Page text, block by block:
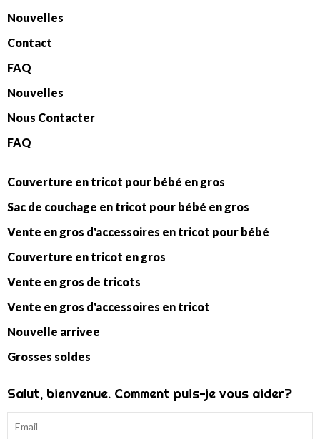
Nouvelles
Contact
FAQ
Nouvelles
Nous Contacter
FAQ
Couverture en tricot pour bébé en gros
Sac de couchage en tricot pour bébé en gros
Vente en gros d'accessoires en tricot pour bébé
Couverture en tricot en gros
Vente en gros de tricots
Vente en gros d'accessoires en tricot
Nouvelle arrivee
Grosses soldes
Salut, bienvenue. Comment puis-je vous aider?